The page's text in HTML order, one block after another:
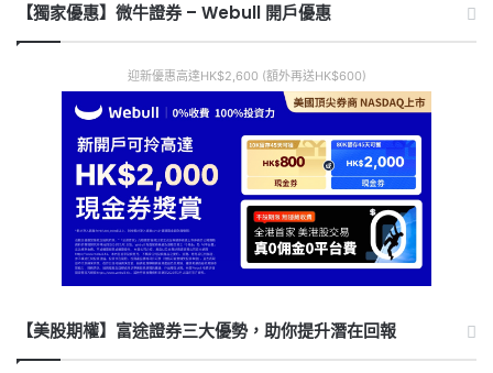
【獨家優惠】微牛證券 – Webull 開戶優惠
迎新優惠高達HK$2,600 (額外再送HK$600)
【美股期權】富途證券三大優勢，助你提升潛在回報